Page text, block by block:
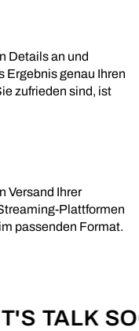
Details an und
Ergebnis genau Ihren
zufrieden sind, ist
Versand Ihrer
Plattformen
passenden Format.
SOCIAL